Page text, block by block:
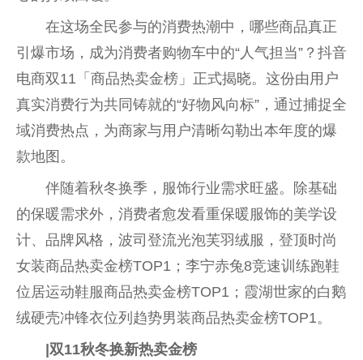
在这场全民参与的消费热潮中，哪些商品真正
引爆市场，成为消费者购物车中的“人气担当”？抖音
电商双11「商品热卖金榜」正式揭晓。这份由用户
真实消费行为共同铸就的“好物风向标”，通过捕捉全
域消费热点，为商家与用户清晰勾勒出本年度的爆
款地图。
伴随着秋冬换季，服饰行业需求旺盛。除基础
的保暖需求外，消费者愈发看重保暖服饰的美学设
计、品牌风格，波司登流光泡芙羽绒服，登顶时尚
女装商品热卖金榜TOP1；李宁赤兔8竞速训练跑鞋
位居运动鞋服商品热卖金榜TOP1；霞湖世家的白鹅
绒硬壳冲锋衣位列趋势男装商品热卖金榜TOP1。
双11秋冬换新热卖金榜